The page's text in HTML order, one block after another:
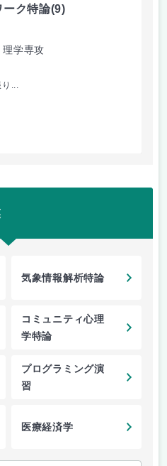
ーク特論(9)
理学専攻
り...
気象情報解析特論
コミュニティ心理
学特論
プログラミング演
習
医療経済学